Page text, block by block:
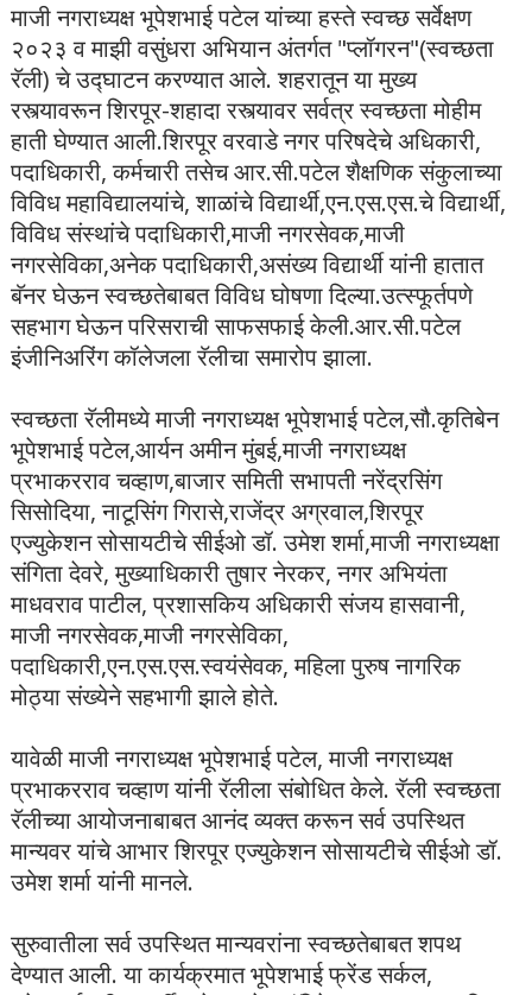
माजी नगराध्यक्ष भूपेशभाई पटेल यांच्या हस्ते स्वच्छ सर्वेक्षण
२०२३ व माझी वसुंधरा अभियान अंतर्गत "प्लॉगरन"(स्वच्छता
रॅली) चे उद्घाटन करण्यात आले. शहरातून या मुख्य
रस्त्यावरून शिरपूर-शहादा रस्त्यावर सर्वत्र स्वच्छता मोहीम
हाती घेण्यात आली.शिरपूर वरवाडे नगर परिषदेचे अधिकारी,
पदाधिकारी, कर्मचारी तसेच आर.सी.पटेल शैक्षणिक संकुलाच्या
विविध महाविद्यालयांचे, शाळांचे विद्यार्थी,एन.एस.एस.चे विद्यार्थी,
विविध संस्थांचे पदाधिकारी,माजी नगरसेवक,माजी
नगरसेविका,अनेक पदाधिकारी,असंख्य विद्यार्थी यांनी हातात
बॅनर घेऊन स्वच्छतेबाबत विविध घोषणा दिल्या.उत्स्फूर्तपणे
सहभाग घेऊन परिसराची साफसफाई केली.आर.सी.पटेल
इंजीनिअरिंग कॉलेजला रॅलीचा समारोप झाला.
स्वच्छता रॅलीमध्ये माजी नगराध्यक्ष भूपेशभाई पटेल,सौ.कृतिबेन
भूपेशभाई पटेल,आर्यन अमीन मुंबई,माजी नगराध्यक्ष
प्रभाकरराव चव्हाण,बाजार समिती सभापती नरेंद्रसिंग
सिसोदिया, नाटूसिंग गिरासे,राजेंद्र अग्रवाल,शिरपूर
एज्युकेशन सोसायटीचे सीईओ डॉ. उमेश शर्मा,माजी नगराध्यक्षा
संगिता देवरे, मुख्याधिकारी तुषार नेरकर, नगर अभियंता
माधवराव पाटील, प्रशासकिय अधिकारी संजय हासवानी,
माजी नगरसेवक,माजी नगरसेविका,
पदाधिकारी,एन.एस.एस.स्वयंसेवक, महिला पुरुष नागरिक
मोठ्या संख्येने सहभागी झाले होते.
यावेळी माजी नगराध्यक्ष भूपेशभाई पटेल, माजी नगराध्यक्ष
प्रभाकरराव चव्हाण यांनी रॅलीला संबोधित केले. रॅली स्वच्छता
रॅलीच्या आयोजनाबाबत आनंद व्यक्त करून सर्व उपस्थित
मान्यवर यांचे आभार शिरपूर एज्युकेशन सोसायटीचे सीईओ डॉ.
उमेश शर्मा यांनी मानले.
सुरुवातीला सर्व उपस्थित मान्यवरांना स्वच्छतेबाबत शपथ
देण्यात आली. या कार्यक्रमात भूपेशभाई फ्रेंड सर्कल,